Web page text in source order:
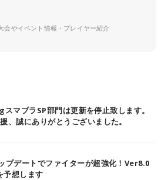
会やイベント情報・プレイヤー紹介
マブラSP部門は更新を停止致します。
、誠にありがとうございました。
プデートでファイターが超強化！Ver8.0
予想します